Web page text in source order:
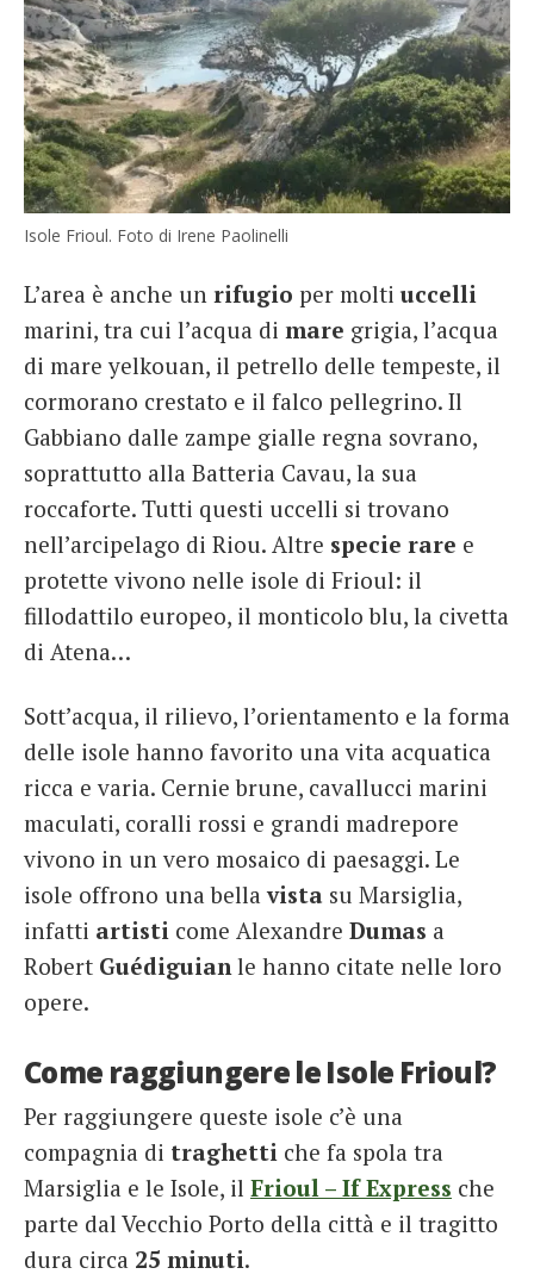
Isole Frioul. Foto di Irene Paolinelli
L’area è anche un rifugio per molti uccelli
marini, tra cui l’acqua di mare grigia, l’acqua
di mare yelkouan, il petrello delle tempeste, il
cormorano crestato e il falco pellegrino. Il
Gabbiano dalle zampe gialle regna sovrano,
soprattutto alla Batteria Cavau, la sua
roccaforte. Tutti questi uccelli si trovano
nell’arcipelago di Riou. Altre specie rare e
protette vivono nelle isole di Frioul: il
fillodattilo europeo, il monticolo blu, la civetta
di Atena…
Sott’acqua, il rilievo, l’orientamento e la forma
delle isole hanno favorito una vita acquatica
ricca e varia. Cernie brune, cavallucci marini
maculati, coralli rossi e grandi madrepore
vivono in un vero mosaico di paesaggi. Le
isole offrono una bellavista su Marsiglia,
infatti artisti come Alexandre Dumas a
Robert Guédiguian le hanno citate nelle loro
opere.
Come raggiungere le Isole Frioul?
Per raggiungere queste isole c’è una
compagnia di traghetti che fa spola tra
Marsiglia e le Isole, il Frioul – If Express che
parte dal Vecchio Porto della città e il tragitto
dura circa 25 minuti.